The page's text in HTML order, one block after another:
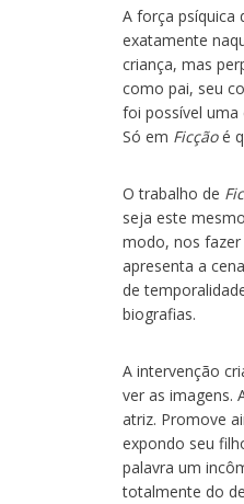
A força psíquica
exatamente
criança, mas
como pai, seu
foi possível uma
Só em Ficçãoé
O trabalho de
seja este
modo, nos fazer
apresenta a
de
biografias.
A intervenção
ver as imagens.
atriz. Promove
expondo seu
palavra um
totalmente do